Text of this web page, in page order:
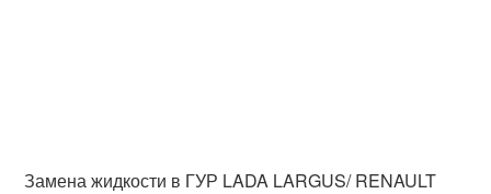
Замена жидкости в ГУР LADA LARGUS/ RENAULT